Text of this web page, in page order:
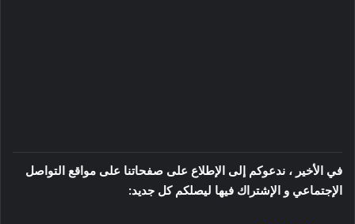
في الأخير ، ندعوكم إلى الإطلاع على صفحاتنا على مواقع التواصل
الإجتماعي و الإشتراك فيها ليصلكم كل جديد: